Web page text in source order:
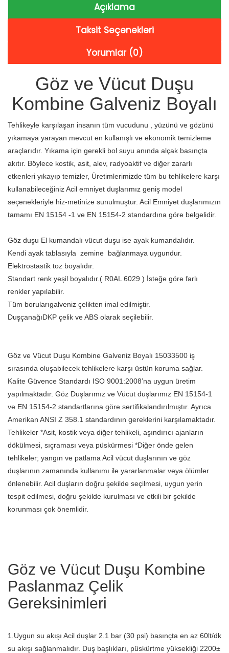
Açıklama
Taksit Seçenekleri
Yorumlar (0)
Göz ve Vücut Duşu
Kombine Galveniz Boyalı
Tehlikeyle karşılaşan insanın tüm vucudunu , yüzünü ve gözünü
yıkamaya yarayan mevcut en kullanışlı ve ekonomik temizleme
araçlarıdır. Yıkama için gerekli bol suyu anında alçak basınçta
akıtır. Böylece kostik, asit, alev, radyoaktif ve diğer zararlı
etkenleri yıkayıp temizler, Üretimlerimizde tüm bu tehlikelere karşı
kullanabileceğiniz Acil emniyet duşlarımız geniş model
seçenekleriyle hiz-metinize sunulmuştur. Acil Emniyet duşlarımızın
tamamı EN 15154 -1 ve EN 15154-2 standardına göre belgelidir.
Göz duşu El kumandalı vücut duşu ise ayak kumandalıdır.
Kendi ayak tablasıyla zemine bağlanmaya uygundur.
Elektrostastik toz boyalıdır.
Standart renk yeşil boyalıdır.( R0AL 6029 ) İsteğe göre farlı
renkler yapılabilir.
Tüm borularıgalveniz çelikten imal edilmiştir.
DuşçanağıDKP çelik ve ABS olarak seçilebilir.
Göz ve Vücut Duşu Kombine Galveniz Boyalı 15033500 iş
sırasında oluşabilecek tehlikelere karşı üstün koruma sağlar.
Kalite Güvence Standardı ISO 9001:2008’na uygun üretim
yapılmaktadır. Göz Duşlarımız ve Vücut duşlarımız EN 15154-1
ve EN 15154-2 standartlarına göre sertifikalandırılmıştır. Ayrıca
Amerikan ANSI Z 358.1 standardının gereklerini karşılamaktadır.
Tehlikeler *Asit, kostik veya diğer tehlikeli, aşındırıcı ajanların
dökülmesi, sıçraması veya püskürmesi *Diğer önde gelen
tehlikeler; yangın ve patlama Acil vücut duşlarının ve göz
duşlarının zamanında kullanımı ile yararlanmalar veya ölümler
önlenebilir. Acil duşların doğru şekilde seçilmesi, uygun yerin
tespit edilmesi, doğru şekilde kurulması ve etkili bir şekilde
korunması çok önemlidir.
Göz ve Vücut Duşu Kombine
Paslanmaz Çelik
Gereksinimleri
1.Uygun su akışı Acil duşlar 2.1 bar (30 psi) basınçta en az 60lt/dk
su akışı sağlanmalıdır. Duş başlıkları, püskürtme yüksekliği 2200±